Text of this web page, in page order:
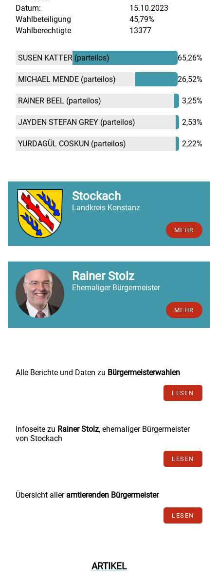
Stockach
Landkreis Konstanz
MEHR
Rainer Stolz
Ehemaliger Bürgermeister
MEHR
Datum:
15.10.2023
Wahlbeteiligung
45,79%
Wahlberechtigte
13377
SUSEN KATTER (parteilos) 65,26%
MICHAEL MENDE (parteilos) 26,52%
RAINER BEEL (parteilos) 3,25%
JAYDEN STEFAN GREY (parteilos) 2,53%
YURDAGÜL COSKUN (parteilos) 2,22%
Alle Berichte und Daten zu Bürgermeisterwahlen
LESEN
Infoseite zu Rainer Stolz, ehemaliger Bürgermeister
von Stockach
LESEN
Übersicht aller amtierenden Bürgermeister
LESEN
ARTIKEL